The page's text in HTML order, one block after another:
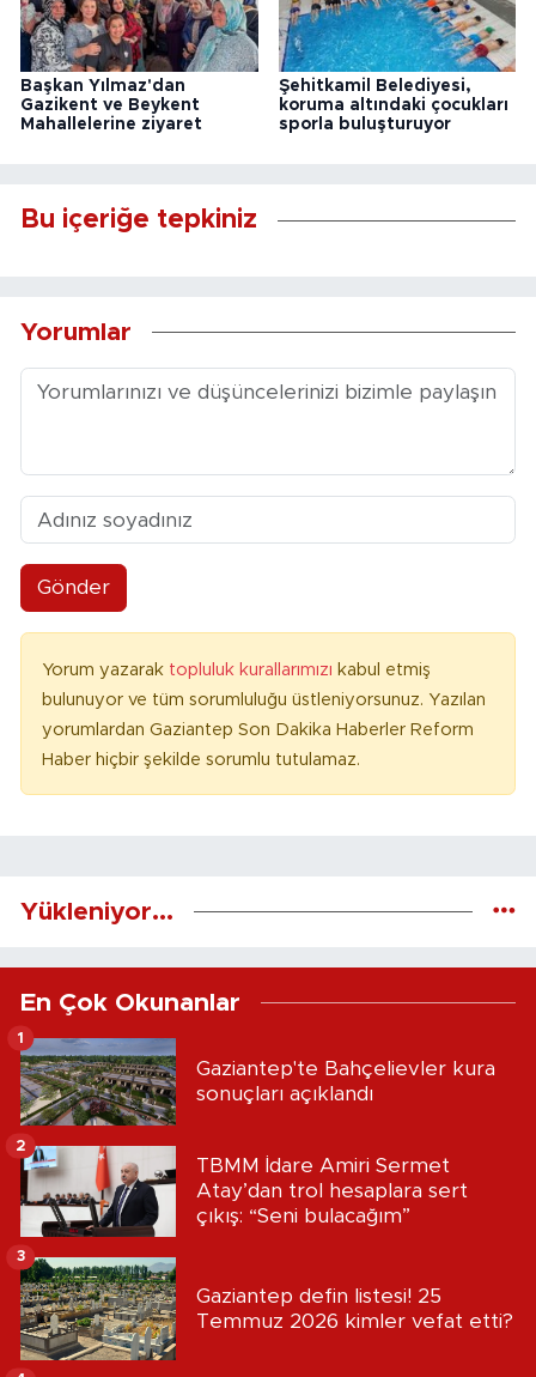
Başkan Yılmaz'dan
Gazikent ve Beykent
Mahallelerine ziyaret
Şehitkamil Belediyesi,
koruma altındaki çocukları
sporla buluşturuyor
Bu içeriğe tepkiniz
Yorumlar
Gönder
Yorum yazarak topluluk kurallarımızı kabul etmiş
bulunuyor ve tüm sorumluluğu üstleniyorsunuz. Yazılan
yorumlardan Gaziantep Son Dakika Haberler Reform
Haber hiçbir şekilde sorumlu tutulamaz.
Yükleniyor...
En Çok Okunanlar
Gaziantep'te Bahçelievler kura
sonuçları açıklandı
1
TBMM İdare Amiri Sermet
Atay’dan trol hesaplara sert
çıkış: “Seni bulacağım”
2
Gaziantep defin listesi! 25
Temmuz 2026 kimler vefat etti?
3